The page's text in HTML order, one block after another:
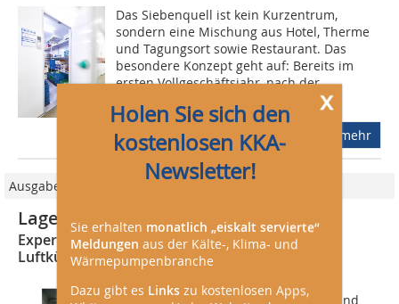
x
Holen Sie sich den
kostenlosen KKA-
Newsletter!
Sie erhalten monatlich „eiskalt servierte“
Meldungen aus der Kälte-, Klima- und
Wärmepumpenbranche
Dazu gibt es Links zu kostenlosen Apps,
Das Siebenquell ist kein Kurzentrum,
sondern eine Mischung aus Hotel, Therme
und Tagungsort sowie Restaurant. Das
besondere Konzept geht auf: Bereits im
ersten Vollgeschäftsjahr, nach der
mehr
Ausgabe Großkälte/2013
Lagerung von Frischobst
Experimentelle Studie eines energiesparenden
Luftkühlers
Der vorliegende Bericht ist darauf
ausgerichtet, die experimentell während